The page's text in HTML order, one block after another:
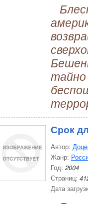
тайно
Срок
Автор:
Жанр:
Год: 2004
Страниц:
Дата